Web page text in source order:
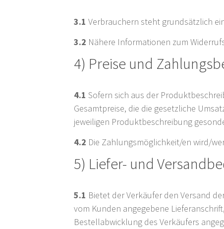
3.1 Verbrauchern steht grundsätzlich
3.2 Nähere Informationen zum
4) Preise und
4.1 Sofern sich aus der
Gesamtpreise, die die gesetzliche
jeweiligen Produktbeschreibung
4.2 Die Zahlungsmöglichkeit/en wird/
5) Liefer- und
5.1 Bietet der Verkäufer den Versand
vom Kunden angegebene
Bestellabwicklung des Verkäufers